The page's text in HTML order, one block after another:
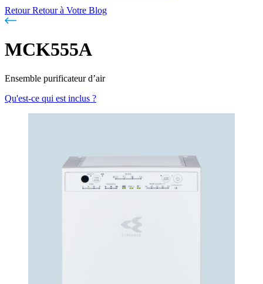
Retour Retour à Votre Blog
MCK555A
Ensemble purificateur d’air
Qu'est-ce qui est inclus ?